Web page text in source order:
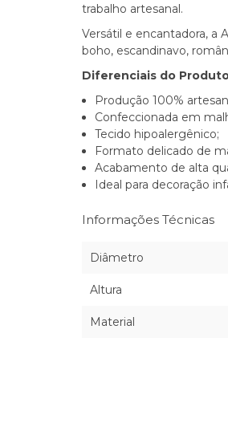
trabalho artesanal.
Versátil e encantadora, a
boho, escandinavo,
Diferenciais do
Produção 100%
Confeccionada em
Tecido hipoalergênico;
Formato delicado de
Acabamento de alta
Ideal para decoração
Informações Técnicas
Diâmetro
Altura
Material